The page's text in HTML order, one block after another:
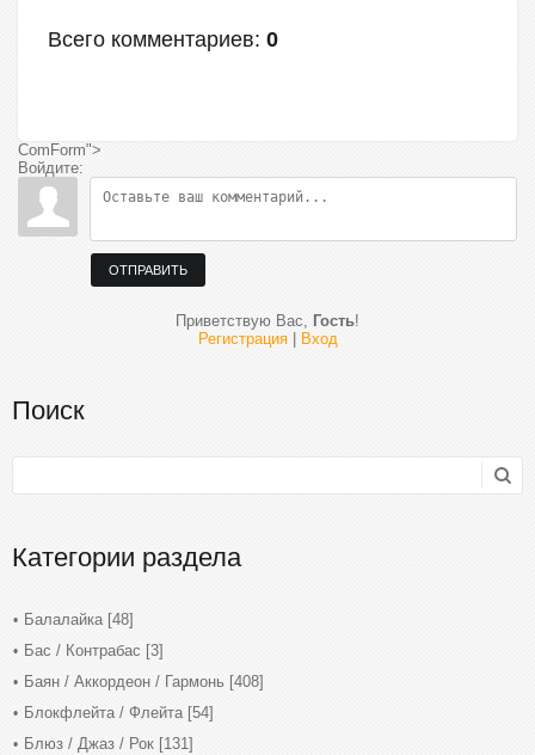
Всего комментариев: 0
ComForm">
Войдите:
ОТПРАВИТЬ
Приветствую Вас, Гость!
Регистрация| Вход
Поиск
Категории раздела
Балалайка [48]
Бас / Контрабас [3]
Баян / Аккордеон / Гармонь [408]
Блокфлейта / Флейта [54]
Блюз / Джаз / Рок [131]